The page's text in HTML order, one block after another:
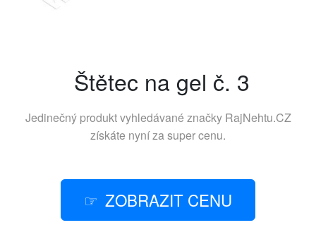
Štětec na gel č. 3
Jedinečný produkt vyhledávané značky RajNehtu.CZ
získáte nyní za super cenu.
ZOBRAZIT CENU